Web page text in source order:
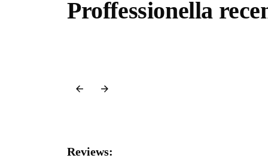
Proffessionella
Reviews: